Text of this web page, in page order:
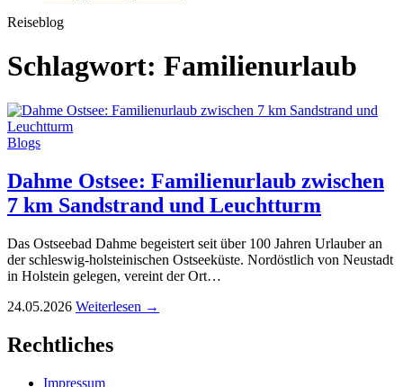
Reiseblog
Schlagwort: Familienurlaub
Blogs
Dahme Ostsee: Familienurlaub zwischen
7 km Sandstrand und Leuchtturm
Das Ostseebad Dahme begeistert seit über 100 Jahren Urlauber an
der schleswig-holsteinischen Ostseeküste. Nordöstlich von Neustadt
in Holstein gelegen, vereint der Ort…
24.05.2026 Weiterlesen →
Rechtliches
Impressum